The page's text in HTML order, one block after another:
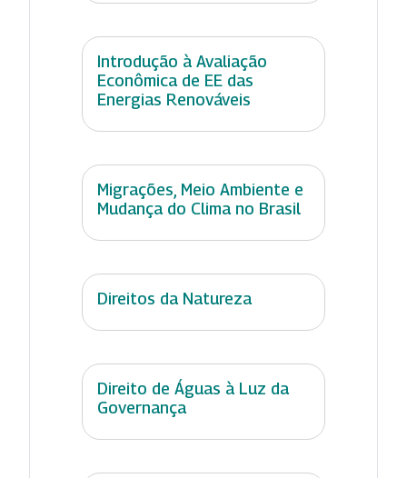
Introdução à Avaliação
Econômica de EE das
Energias Renováveis
Migrações, Meio Ambiente e
Mudança do Clima no Brasil
Direitos da Natureza
Direito de Águas à Luz da
Governança